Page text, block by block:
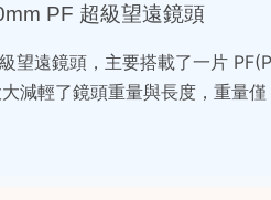
PF 超級望遠鏡頭
望遠鏡頭，主要搭載了一片
減輕了鏡頭重量與長度，重量